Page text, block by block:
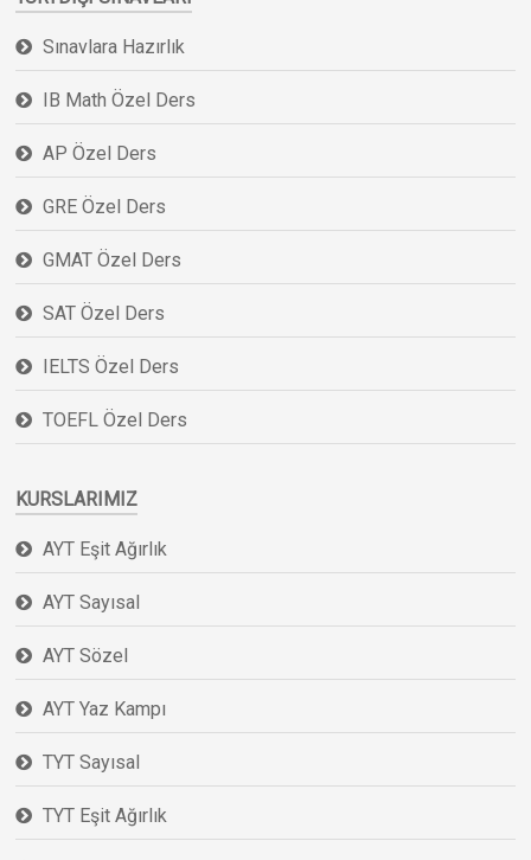
Sınavlara Hazırlık
IB Math Özel Ders
AP Özel Ders
GRE Özel Ders
GMAT Özel Ders
SAT Özel Ders
IELTS Özel Ders
TOEFL Özel Ders
KURSLARIMIZ
AYT Eşit Ağırlık
AYT Sayısal
AYT Sözel
AYT Yaz Kampı
TYT Sayısal
TYT Eşit Ağırlık